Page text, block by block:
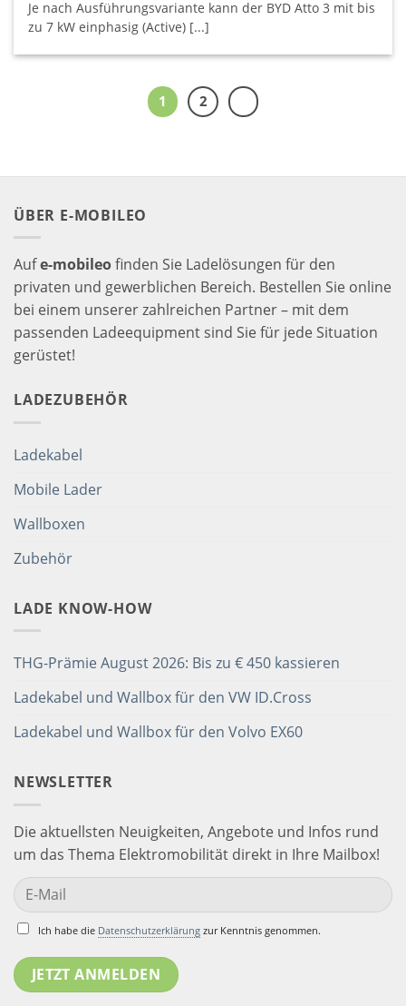
Je nach Ausführungsvariante kann der BYD Atto 3 mit bis
zu 7 kW einphasig (Active) [...]
1 2
ÜBER E-MOBILEO
Aufe-mobileofinden Sie Ladelösungen für den
privaten und gewerblichen Bereich. Bestellen Sie online
bei einem unserer zahlreichen Partner – mit dem
passenden Ladeequipment sind Sie für jede Situation
gerüstet!
LADEZUBEHÖR
Ladekabel
Mobile Lader
Wallboxen
Zubehör
LADE KNOW-HOW
THG-Prämie August 2026: Bis zu € 450 kassieren
Ladekabel und Wallbox für den VW ID.Cross
Ladekabel und Wallbox für den Volvo EX60
NEWSLETTER
Die aktuellsten Neuigkeiten, Angebote und Infos rund
um das Thema Elektromobilität direkt in Ihre Mailbox!
Ich habe die Datenschutzerklärungzur Kenntnis genommen.